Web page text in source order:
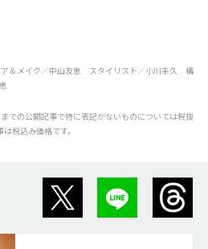
＆メイク／中山友恵 スタイリスト／小川未久 構
での公開記事で特に表記がないものについては税抜
税込み価格です。